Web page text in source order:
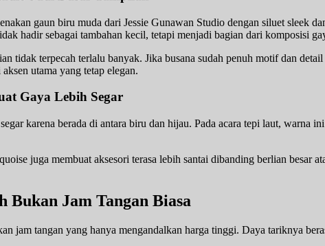
gaun biru muda dari Jessie Gunawan Studio dengan siluet sleek
hadir sebagai tambahan kecil, tetapi menjadi bagian dari komposisi
tidak terpecah terlalu banyak. Jika busana sudah penuh motif dan
utama yang tetap elegan.
Gaya Lebih Segar
karena berada di antara biru dan hijau. Pada acara tepi laut,
juga membuat aksesori terasa lebih santai dibanding berlian besar
Bukan Jam Tangan Biasa
jam tangan yang hanya mengandalkan harga tinggi. Daya tariknya